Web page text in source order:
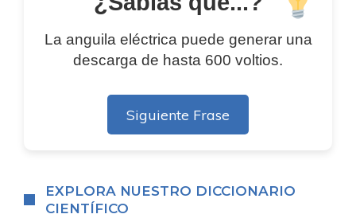
La anguila eléctrica puede generar una
descarga de hasta 600 voltios.
Siguiente Frase
EXPLORA NUESTRO DICCIONARIO
CIENTÍFICO